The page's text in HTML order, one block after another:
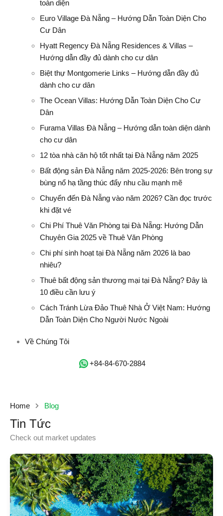
toàn diện
Euro Village Đà Nẵng – Hướng Dẫn Toàn Diện Cho
Cư Dân
Hyatt Regency Đà Nẵng Residences & Villas –
Hướng dẫn đầy đủ dành cho cư dân
Biệt thự Montgomerie Links – Hướng dẫn đầy đủ
dành cho cư dân
The Ocean Villas: Hướng Dẫn Toàn Diện Cho Cư
Dân
Furama Villas Đà Nẵng – Hướng dẫn toàn diện dành
cho cư dân
12 tòa nhà căn hộ tốt nhất tại Đà Nẵng năm 2025
Bất động sản Đà Nẵng năm 2025-2026: Bên trong sự
bùng nổ hạ tầng thúc đẩy nhu cầu mạnh mẽ
Chuyển đến Đà Nẵng vào năm 2026? Cần đọc trước
khi đặt vé
Chi Phí Thuê Văn Phòng tại Đà Nẵng: Hướng Dẫn
Chuyên Gia 2025 về Thuê Văn Phòng
Chi phí sinh hoạt tại Đà Nẵng năm 2026 là bao
nhiêu?
Thuê bất động sản thương mại tại Đà Nẵng? Đây là
10 điều cần lưu ý
Cách Tránh Lừa Đảo Thuê Nhà Ở Việt Nam: Hướng
Dẫn Toàn Diện Cho Người Nước Ngoài
Về Chúng Tôi
‭+84-84-670-2884‬
Home Blog
Tin Tức
Check out market updates